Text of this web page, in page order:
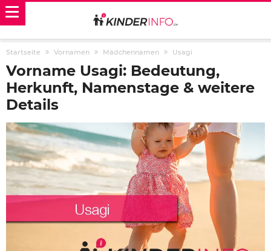
Startseite Vornamen Mädchennamen Usagi
Vorname Usagi: Bedeutung,
Herkunft, Namenstage & weitere
Details